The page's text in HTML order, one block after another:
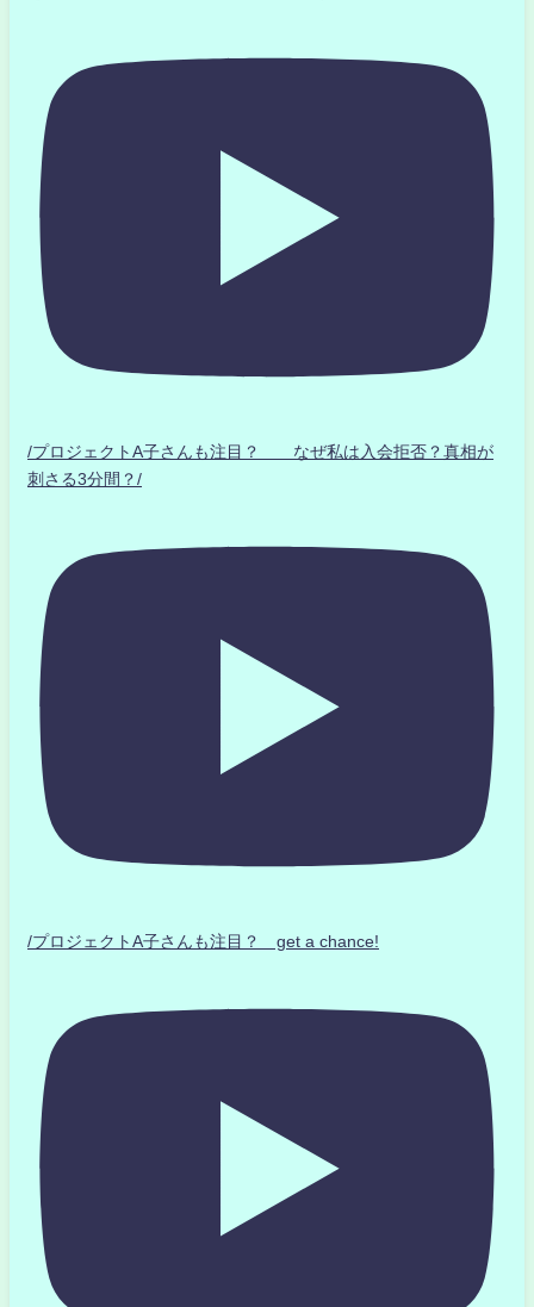
/プロジェクトA子さんも注目？ なぜ私は入会拒否？真相が
刺さる3分間？/
/プロジェクトA子さんも注目？ get a chance!